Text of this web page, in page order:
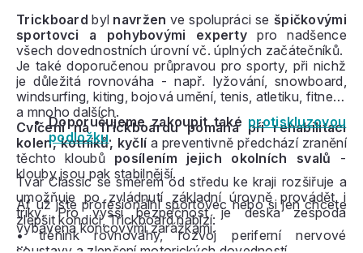
Trickboard byl navržen ve spolupráci se špičkovými
sportovci a pohybovými experty
pro nadšence
všech dovednostních úrovní vč. úplných začátečníků.
Je také doporučenou průpravou pro sporty, při nichž
je důležitá rovnováha - např. lyžování, snowboard,
windsurfing, kiting, bojová umění, tenis, atletiku, fitness
a mnoho dalších.
Cvičení na Trickboardu pomáhá při rehabilitaci
kolen, kotníků, kyčlí a preventivně předchází zranění
těchto kloubů
posílením jejich okolních svalů
-
klouby jsou pak stabilnější.
Ať už jste profesionální sportovec nebo si jen chcete
zlepšit kondici, Trickboard nabízí:
• trénink rovnováhy, rozvoj periferní nervové
Doporučujeme zakoupit také protiskluzovou
podložku.
Tvar Classic se směrem od středu ke kraji rozšiřuje a
umožňuje po zvládnutí základní úrovně provádět i
triky. Pro vyšší bezpečnost je deska zespoda
vybavena koncovými zarážkami.